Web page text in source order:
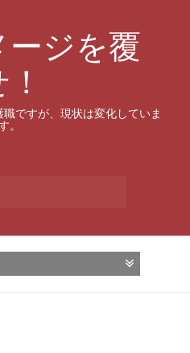
ジを覆
ですが、現状は変化していま
。